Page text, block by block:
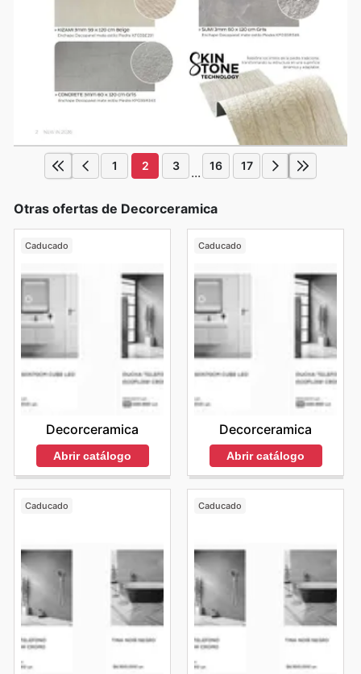
1 2 3 ... 16 17
Otras ofertas de Decorceramica
Caducado
Decorceramica
Abrir catálogo
Caducado
Decorceramica
Abrir catálogo
Caducado Caducado